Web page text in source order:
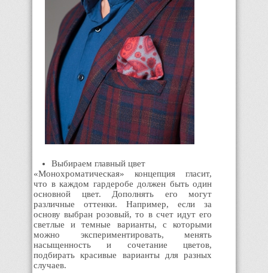
Выбираем главный цвет
«Монохроматическая» концепция гласит,
что в каждом гардеробе должен быть один
основной цвет. Дополнять его могут
различные оттенки. Например, если за
основу выбран розовый, то в счет идут его
светлые и темные варианты, с которыми
можно экспериментировать, менять
насыщенность и сочетание цветов,
подбирать красивые варианты для разных
случаев.